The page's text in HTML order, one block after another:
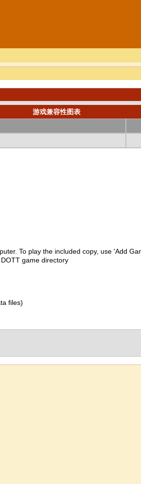
游戏兼容性图表
To play the included copy, use 'Add
game directory
files)